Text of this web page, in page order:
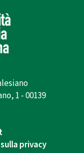
1 - 00139
privacy